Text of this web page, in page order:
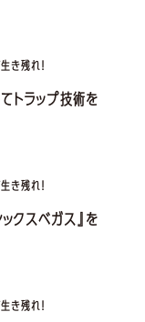
き残れ！
トラップ技術を
き残れ！
クスベガス』を
き残れ！